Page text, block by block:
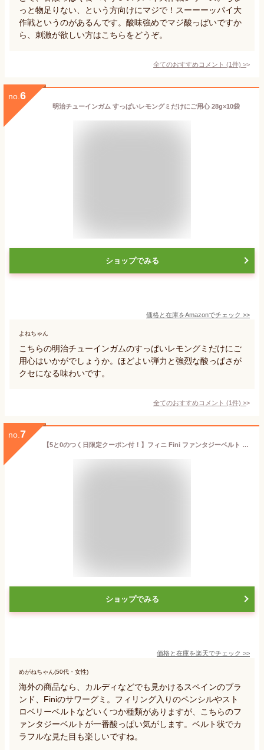
っと物足りない、という方向けにマジで！スーーーッパイ大
作戦というのがあるんです。酸味強めでマジ酸っぱいですか
ら、刺激が欲しい方はこちらをどうぞ。
全てのおすすめコメント (1件) >
no. 6
明治チューインガム すっぱいレモングミだけにご用心 28g×10袋
ショップでみる
価格と在庫をAmazonでチェック >>
よねちゃん
こちらの明治チューインガムのすっぱいレモングミだけにご
用心はいかがでしょうか。ほどよい弾力と強烈な酸っぱさが
クセになる味わいです。
全てのおすすめコメント (1件) >
no. 7
【5と0のつく日限定クーポン付！】フィニ Fini ファンタジーベルト サワーグミ レインボーグミ 2袋セット
ショップでみる
価格と在庫を楽天でチェック >>
めがねちゃん(50代・女性)
海外の商品なら、カルディなどでも見かけるスペインのブラ
ンド、Finiのサワーグミ。フィリング入りのペンシルやスト
ロベリーベルトなどいくつか種類がありますが、こちらのフ
ァンタジーベルトが一番酸っぱい気がします。ベルト状でカ
ラフルな見た目も楽しいですね。